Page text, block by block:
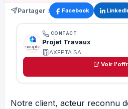
Partager : Facebook
CONTACT
Projet Travaux
AXEPTA SA
Voir
Notre client, acteur reconnu